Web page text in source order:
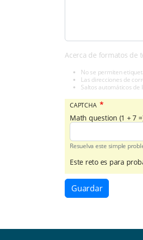
Acerca de formatos de
No se permiten
Las direcciones de
Saltos automáticos de
CAPTCHA
Math question (1 + 7
Resuelva este simple
Este reto es para
Guardar